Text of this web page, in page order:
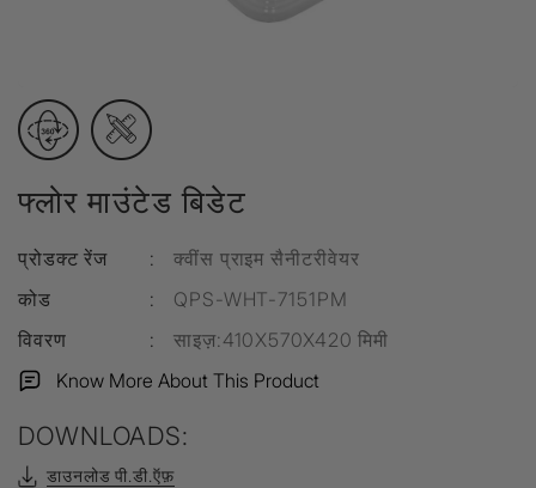
फ्लोर माउंटेड बिडेट
प्रोडक्ट रेंज :
क्वींस प्राइम सैनीटरीवेयर
कोड
:
QPS-WHT-7151PM
विवरण
:
साइज़:410X570X420 मिमी
Know More About This Product
DOWNLOADS:
डाउनलोड पी.डी.ऍफ़